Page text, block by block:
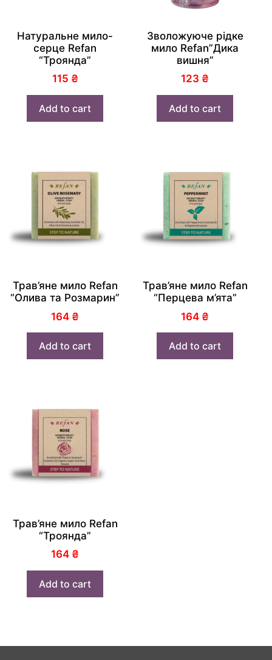
Натуральне мило-
серце Refan
“Троянда”
115 ₴
Add to cart
Зволожуюче рідке
мило Refan”Дика
вишня”
123 ₴
Add to cart
Трав’яне мило Refan
“Олива та Розмарин”
164 ₴
Add to cart
Трав’яне мило Refan
“Перцева м’ята”
164 ₴
Add to cart
Трав’яне мило Refan
“Троянда”
164 ₴
Add to cart